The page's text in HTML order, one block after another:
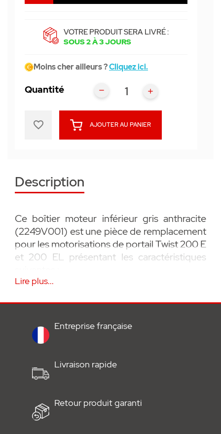
VOTRE PRODUIT SERA LIVRÉ :
SOUS 2 À 3 JOURS
Moins cher ailleurs ?Cliquez ici.
Quantité
AJOUTER AU PANIER
favorite_border
Description
Ce boîtier moteur inférieur gris anthracite
(2249V001) est une pièce de remplacement
pour les motorisations de portail Twist 200 E
et 200 EL présentant les caractéristiques
• Accessoires de montage inclus
• Garanti 2 ans
Lire plus...
Entreprise française
Livraison rapide
Retour produit garanti